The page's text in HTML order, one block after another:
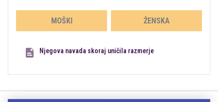
MOŠKI ŽENSKA
Njegova navada skoraj uničila razmerje